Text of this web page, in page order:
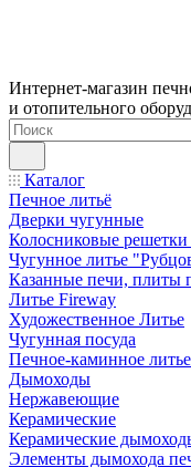
Интернет-магазин
и отопительного
Каталог
Печное литьё
Дверки чугунные
Колосниковые
Чугунное литье
Казанные печи, плиты
Литье Fireway
Художественное Литье
Чугунная посуда
Печное-каминное
Дымоходы
Нержавеющие
Керамические
Керамические
Элементы дымохода